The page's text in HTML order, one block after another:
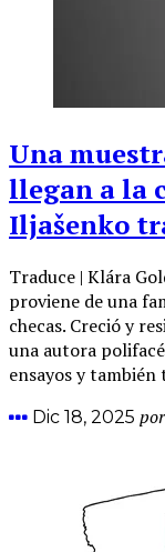
Una
llegan a la
Iljašenko
Traduce | Klára
proviene de una
checas. Creció y
una autora
ensayos y también
Dic 18, 2025 por